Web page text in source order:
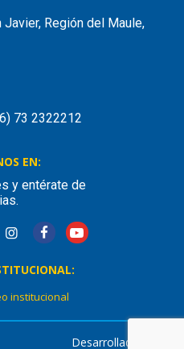
Javier, Región del Maule,
73 2322212
EN:
y entérate de
institucional
Desarrollado por